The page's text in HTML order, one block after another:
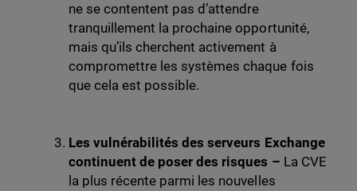
ne se contentent pas d’attendre
tranquillement la prochaine opportunité,
mais qu’ils cherchent activement à
compromettre les systèmes chaque fois
que cela est possible.
Les vulnérabilités des serveurs Exchange
continuent de poser des risques – La CVE
la plus récente parmi les nouvelles